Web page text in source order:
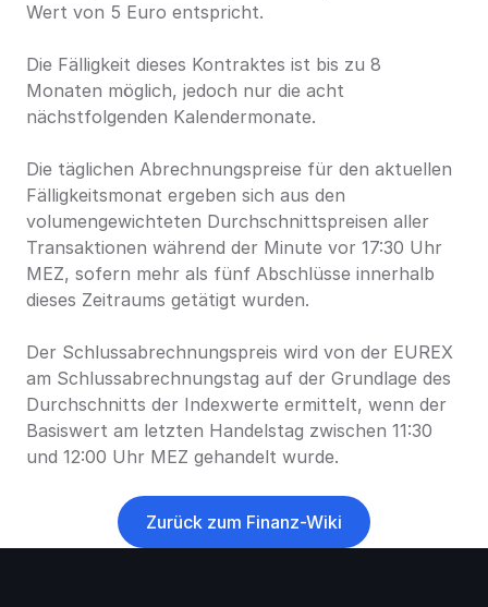
Wert von 5 Euro entspricht.
Die Fälligkeit dieses Kontraktes ist bis zu 8
Monaten möglich, jedoch nur die acht
nächstfolgenden Kalendermonate.
Die täglichen Abrechnungspreise für den aktuellen
Fälligkeitsmonat ergeben sich aus den
volumengewichteten Durchschnittspreisen aller
Transaktionen während der Minute vor 17:30 Uhr
MEZ, sofern mehr als fünf Abschlüsse innerhalb
dieses Zeitraums getätigt wurden.
Der Schlussabrechnungspreis wird von der EUREX
am Schlussabrechnungstag auf der Grundlage des
Durchschnitts der Indexwerte ermittelt, wenn der
Basiswert am letzten Handelstag zwischen 11:30
und 12:00 Uhr MEZ gehandelt wurde.
Zurück zum Finanz-Wiki